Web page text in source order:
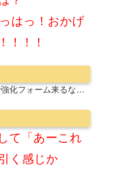
はっ！おかげ
！！！
化フォーム来るな…
て「あーこれ
く感じか